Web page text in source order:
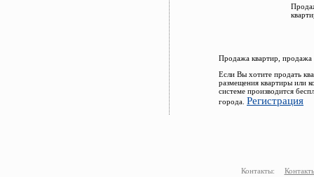
Продажа квартир, продажа
Если Вы хотите продать
размещения квартиры или
системе производится
города. Регистрация
Контакты: